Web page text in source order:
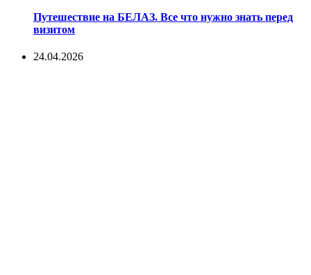
Путешествие на БЕЛАЗ. Все что нужно знать перед
визитом
24.04.2026